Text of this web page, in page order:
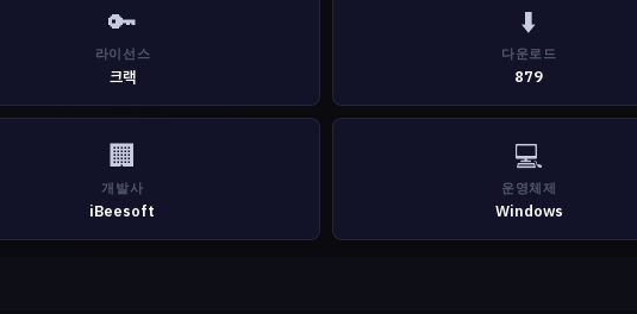
🔑
라이선스
크랙
⬇️
다운로드
879
🏢
개발사
iBeesoft
💻
운영체제
Windows